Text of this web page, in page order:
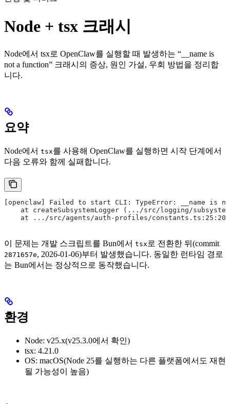
Node + tsx 크래시
Node에서 tsx로 OpenClaw를 실행할 때 발생하는 “__name is
not a function” 크래시의 증상, 원인 가설, 우회 방법을 정리합
니다.
요약
Node에서 tsx를 사용해 OpenClaw를 실행하면 시작 단계에서
다음 오류와 함께 실패합니다.
[openclaw] Failed to start CLI: TypeError: __name is
at createSubsystemLogger (.../src/logging/
    at .../src/agents/auth-profiles/constants.ts:25:20
이 문제는 개발 스크립트를 Bun에서 tsx 로 전환한 뒤(commit
2871657e, 2026-01-06)부터 발생했습니다. 동일한 런타임 경로
는 Bun에서는 정상적으로 동작했습니다.
환경
Node: v25.x(v25.3.0에서 확인)
tsx: 4.21.0
OS: macOS(Node 25를 실행하는 다른 플랫폼에서도 재현
될 가능성이 높음)